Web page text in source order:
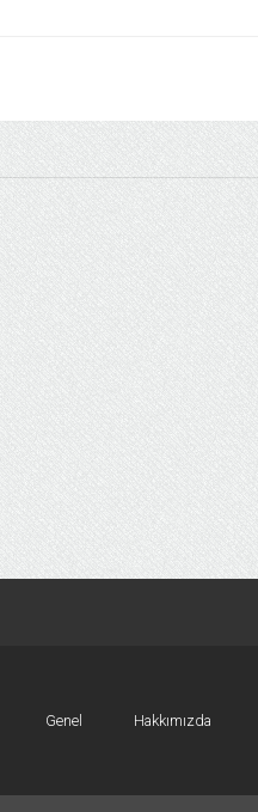
Genel Hakkımızda